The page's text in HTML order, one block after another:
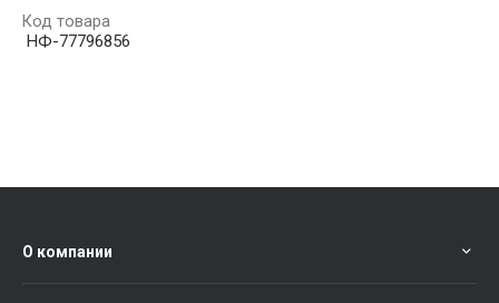
Код товара
НФ-77796856
О компании